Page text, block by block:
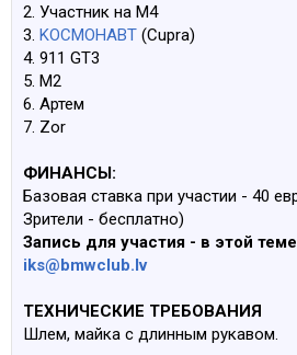
2. Участник на M4
3. KOCMOHABT (Cupra)
4. 911 GT3
5. М2
6. Aртем
7. Zor
ФИНАНСЫ:
Базовая ставка при участии - 40
Зрители - бесплатно)
Запись для участия - в этой
iks@bmwclub.lv
ТЕХНИЧЕСКИЕ ТРЕБОВАНИЯ
Шлем, майка с длинным рукавом.